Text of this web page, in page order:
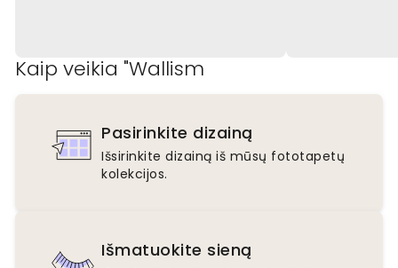
Kaip veikia "Wallism
Pasirinkite dizainą
Išsirinkite dizainą iš mūsų fototapetų
kolekcijos.
Išmatuokite sieną